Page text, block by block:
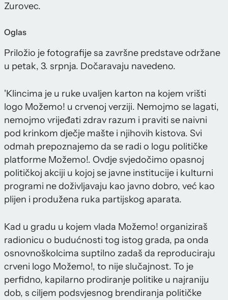
Zurovec.
Oglas
Priložio je fotografije sa završne predstave održane
u petak, 3. srpnja. Dočaravaju navedeno.
'Klincima je u ruke uvaljen karton na kojem vrišti
logo Možemo! u crvenoj verziji. Nemojmo se lagati,
nemojmo vrijeđati zdrav razum i praviti se naivni
pod krinkom dječje mašte i njihovih kistova. Svi
odmah prepoznajemo da se radi o logu političke
platforme Možemo!. Ovdje svjedočimo opasnoj
političkoj akciji u kojoj se javne institucije i kulturni
programi ne doživljavaju kao javno dobro, već kao
plijen i produžena ruka partijskog aparata.
Kad u gradu u kojem vlada Možemo! organiziraš
radionicu o budućnosti tog istog grada, pa onda
osnovnoškolcima suptilno zadaš da reproduciraju
crveni logo Možemo!, to nije slučajnost. To je
perfidno, kapilarno prodiranje politike u najraniju
dob, s ciljem podsvjesnog brendiranja političke